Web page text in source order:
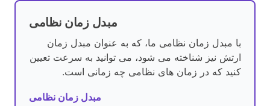
مبدل زمان نظامی
با مبدل زمان نظامی ما، که به عنوان مبدل زمان
ارتش نیز شناخته می شود، می توانید به سرعت تعیین
کنید که در زمان های نظامی چه زمانی است.
مبدل زمان نظامی